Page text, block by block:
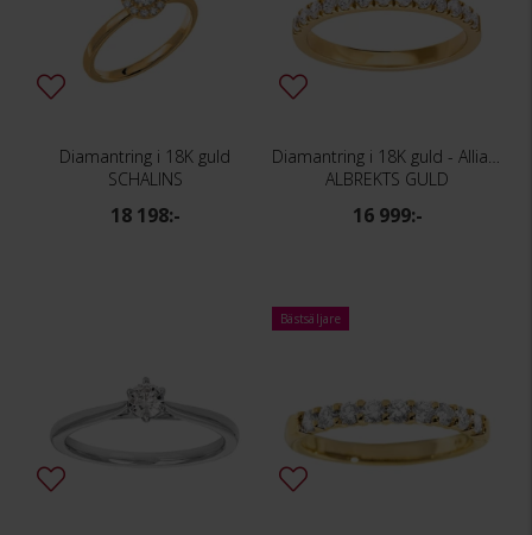
Diamantring i 18K guld
SCHALINS
18 198:-
Diamantring i 18K guld - Allians
ALBREKTS GULD
16 999:-
Bästsäljare